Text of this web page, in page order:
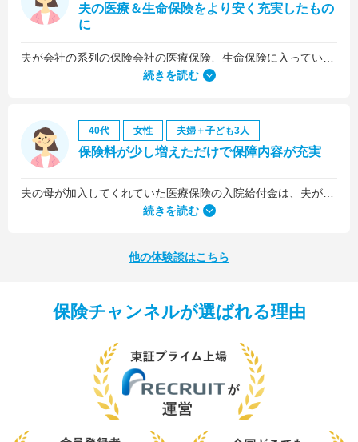
夫の医療＆生命保険をより安く充実したもの
に
続きを読む
40代 女性 夫婦＋子ども3人
保険料が少し増えただけで保障内容が充実
続きを読む
他の体験談はこちら
保険チャンネルが選ばれる理由